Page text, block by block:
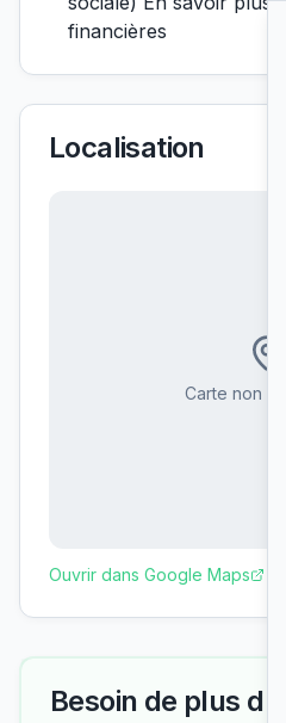
financières
Localisation
Carte non
Ouvrir dans Google Maps
Besoin de plus